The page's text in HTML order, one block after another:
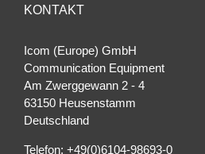
KONTAKT
Icom (Europe) GmbH
Communication Equipment
Am Zwerggewann 2 ‐ 4
63150 Heusenstamm
Deutschland
Telefon: +49(0)6104-98693-0